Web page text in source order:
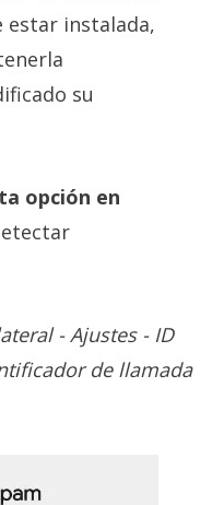
estar instalada,
su
opción en
- Ajustes - ID
de llamada